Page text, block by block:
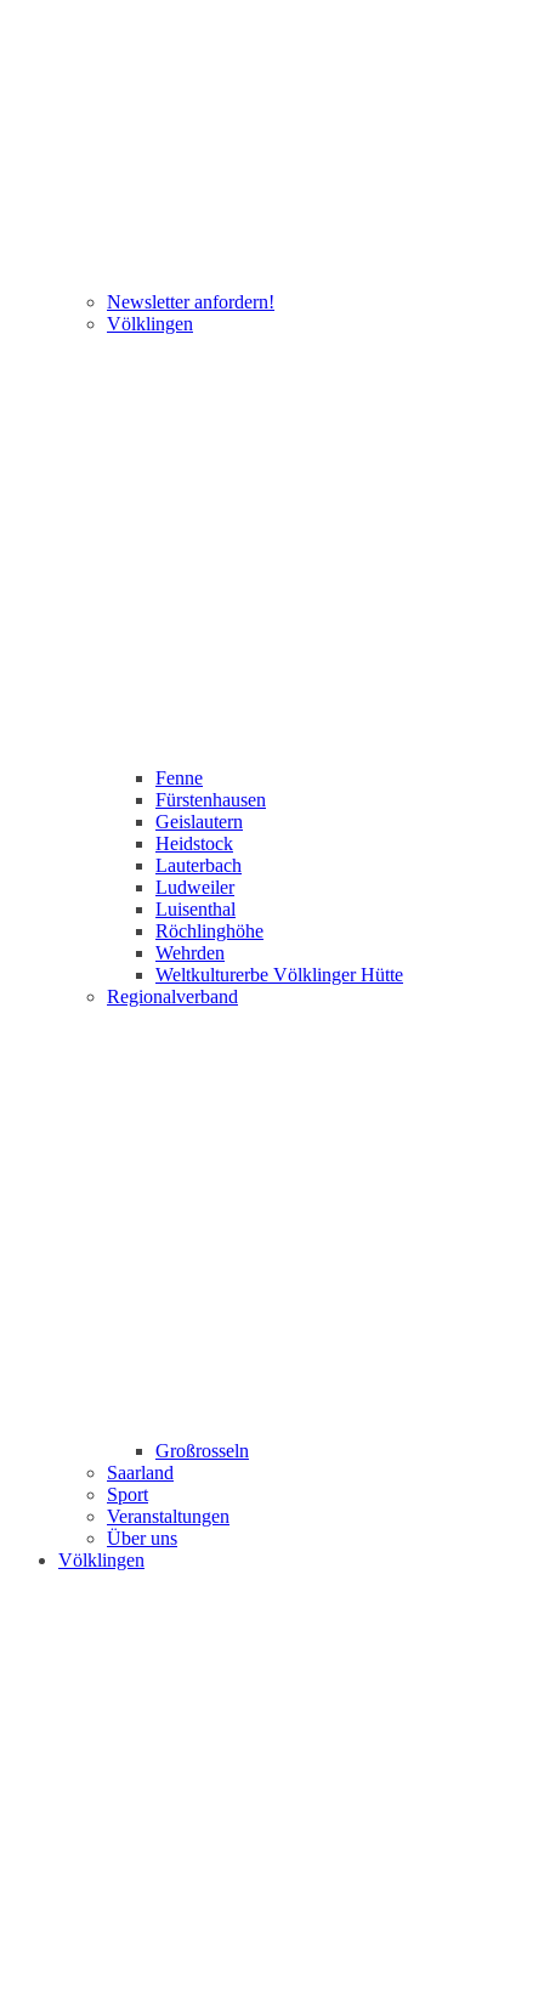
Newsletter anfordern!
Völklingen
Fenne
Fürstenhausen
Geislautern
Heidstock
Lauterbach
Ludweiler
Luisenthal
Röchlinghöhe
Wehrden
Weltkulturerbe Völklinger Hütte
Regionalverband
Großrosseln
Saarland
Sport
Veranstaltungen
Über uns
Völklingen